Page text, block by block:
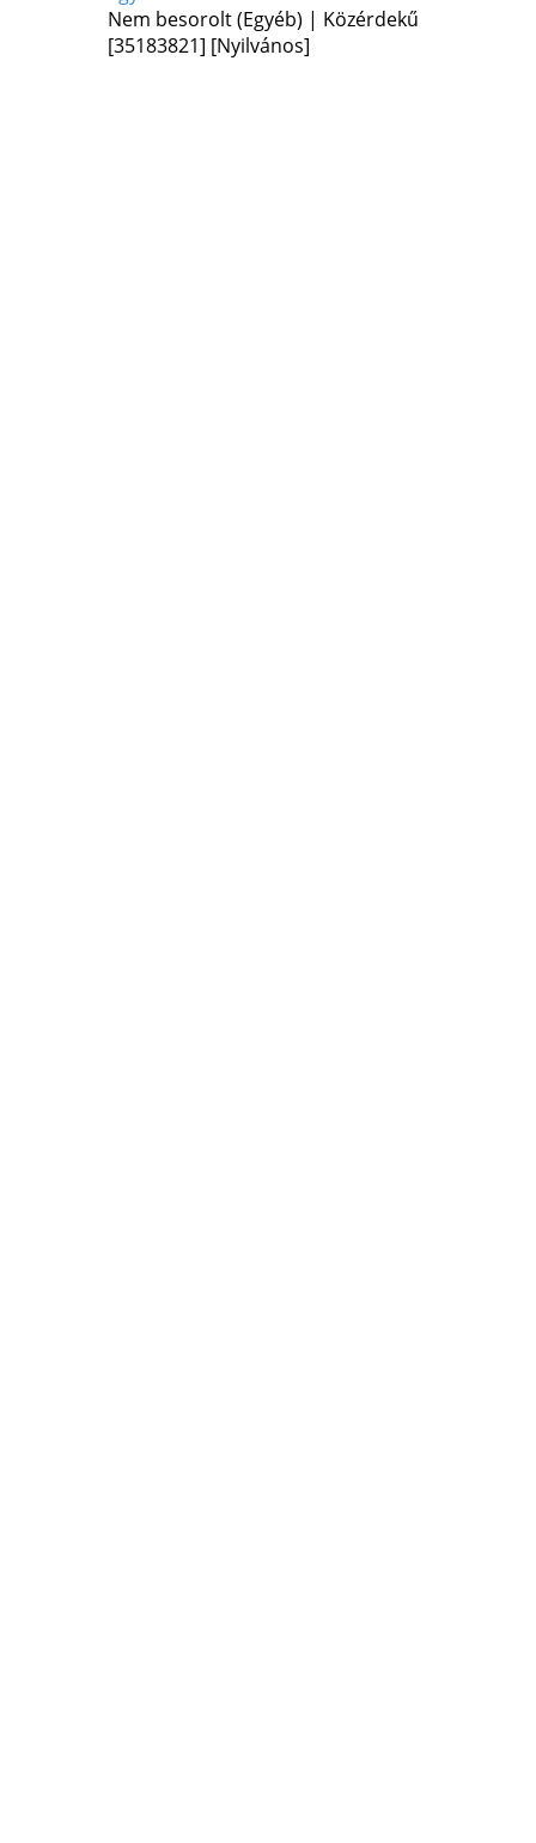
Nem besorolt (Egyéb) | Közérdekű
[35183821] [Nyilvános]